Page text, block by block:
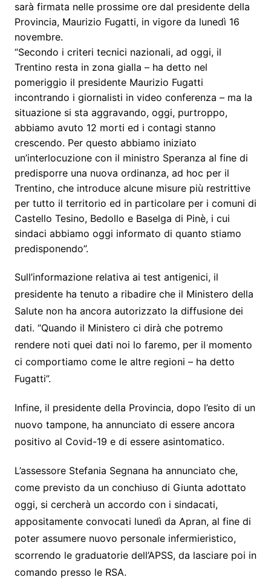
sarà firmata nelle prossime ore dal presidente della
Provincia, Maurizio Fugatti, in vigore da lunedì 16
novembre.
“Secondo i criteri tecnici nazionali, ad oggi, il
Trentino resta in zona gialla – ha detto nel
pomeriggio il presidente Maurizio Fugatti
incontrando i giornalisti in video conferenza – ma la
situazione si sta aggravando, oggi, purtroppo,
abbiamo avuto 12 morti ed i contagi stanno
crescendo. Per questo abbiamo iniziato
un’interlocuzione con il ministro Speranza al fine di
predisporre una nuova ordinanza, ad hoc per il
Trentino, che introduce alcune misure più restrittive
per tutto il territorio ed in particolare per i comuni di
Castello Tesino, Bedollo e Baselga di Pinè, i cui
sindaci abbiamo oggi informato di quanto stiamo
predisponendo”.
Sull’informazione relativa ai test antigenici, il
presidente ha tenuto a ribadire che il Ministero della
Salute non ha ancora autorizzato la diffusione dei
dati. “Quando il Ministero ci dirà che potremo
rendere noti quei dati noi lo faremo, per il momento
ci comportiamo come le altre regioni – ha detto
Fugatti”.
Infine, il presidente della Provincia, dopo l’esito di un
nuovo tampone, ha annunciato di essere ancora
positivo al Covid-19 e di essere asintomatico.
L’assessore Stefania Segnana ha annunciato che,
come previsto da un conchiuso di Giunta adottato
oggi, si cercherà un accordo con i sindacati,
appositamente convocati lunedì da Apran, al fine di
poter assumere nuovo personale infermieristico,
scorrendo le graduatorie dell’APSS, da lasciare poi in
comando presso le RSA.